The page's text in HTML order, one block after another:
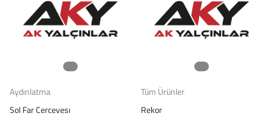
Aydınlatma
Sol Far Cercevesı
Tüm Ürünler
Rekor